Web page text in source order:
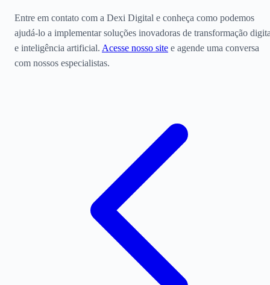
Entre em contato com a Dexi Digital e conheça como podemos
ajudá-lo a implementar soluções inovadoras de transformação
e inteligência artificial. Acesse nosso site e agende uma conversa
com nossos especialistas.